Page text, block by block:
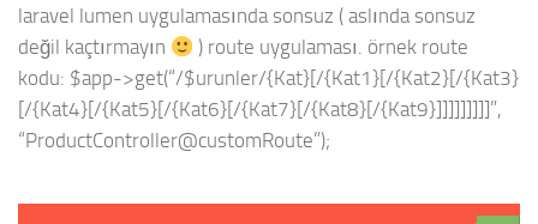
laravel lumen uygulamasında sonsuz ( aslında sonsuz
değil kaçtırmayın
) route uygulaması. örnek route
kodu: $app->get(“/$urunler/{Kat}[/{Kat1}[/{Kat2}[/{Kat3}
[/{Kat4}[/{Kat5}[/{Kat6}[/{Kat7}[/{Kat8}[/{Kat9}]]]]]]]]]”,
“ProductController@customRoute”);